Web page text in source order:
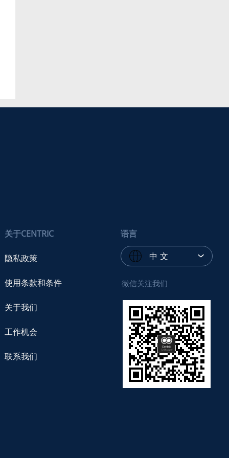
关于CENTRIC
隐私政策
使用条款和条件
关于我们
工作机会
联系我们
语言
中 文
微信关注我们